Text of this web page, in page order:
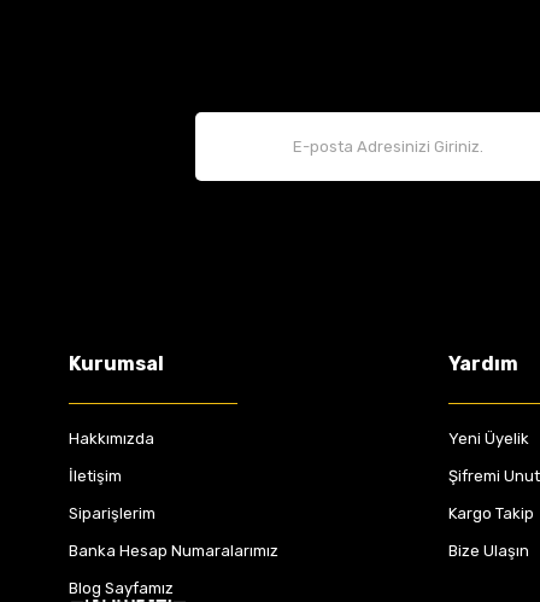
Kurumsal
Hakkımızda
İletişim
Siparişlerim
Banka Hesap Numaralarımız
Blog Sayfamız
Yardım
Yeni Üyelik
Şifremi
Kargo Takip
Bize Ulaşın